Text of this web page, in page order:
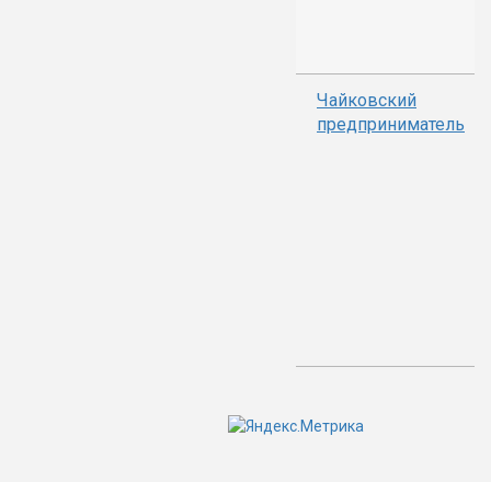
Чайковский
предприниматель